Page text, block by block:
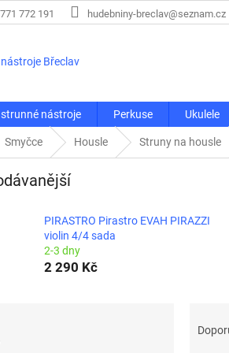
772 191 hudebniny-breclav@seznam.cz
Břeclav
nástroje Perkuse Ukulele
Smyčce Housle Struny na housle
PIRASTRO Pirastro EVAH PIRAZZI
violin 4/4 sada
2-3 dny
2 290 Kč